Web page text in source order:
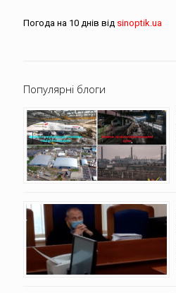
Погода на 10 днів від sinoptik.ua
Популярні блоги